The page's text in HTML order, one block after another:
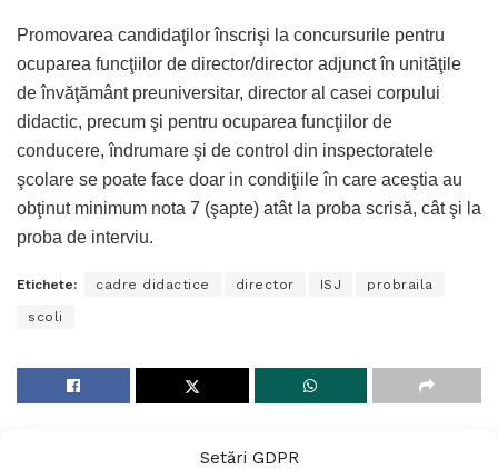
Setări GDPR
Promovarea candidaţilor înscrişi la concursurile pentru
ocuparea funcţiilor de director/director adjunct în unităţile
de învăţământ preuniversitar, director al casei corpului
didactic, precum şi pentru ocuparea funcţiilor de
conducere, îndrumare şi de control din inspectoratele
şcolare se poate face doar in condiţiile în care aceştia au
obţinut minimum nota 7 (şapte) atât la proba scrisă, cât şi la
proba de interviu.
Etichete: cadre didactice director ISJ probraila
scoli